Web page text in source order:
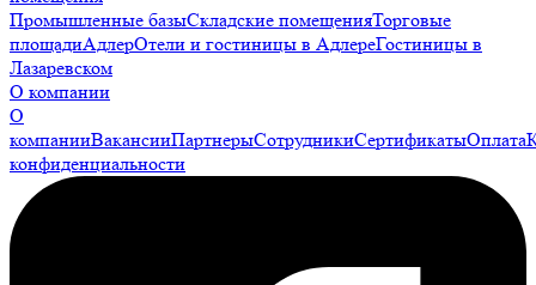
Промышленные базыСкладские помещенияТорговые
площадиАдлерОтели и гостиницы в АдлереГостиницы в
Лазаревском
О компании
О
компанииВакансииПартнерыСотрудникиСертификатыОплата
конфиденциальности